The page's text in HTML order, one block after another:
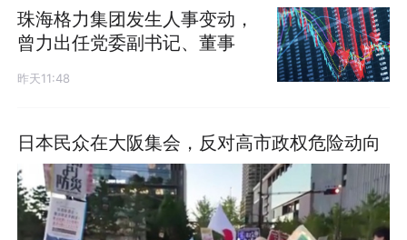
珠海格力集团发生人事变动，
曾力出任党委副书记、董事
昨天11:48
日本民众在大阪集会，反对高市政权危险动向